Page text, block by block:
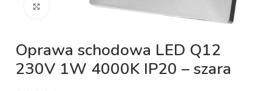
Kliknij aby powiększyć
Oprawa schodowa LED Q12
230V 1W 4000K IP20 – szara